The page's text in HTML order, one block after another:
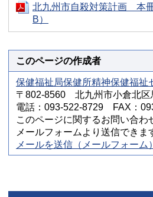
北九州市自殺対策計画 本
B）
このページの作成者
保健福祉局保健所精神保健福祉
〒802-8560 北九州市小倉北区
電話：093-522-8729 FAX：
このページに関するお問い合わ
メールフォームより送信できま
メールを送信（メールフォーム）